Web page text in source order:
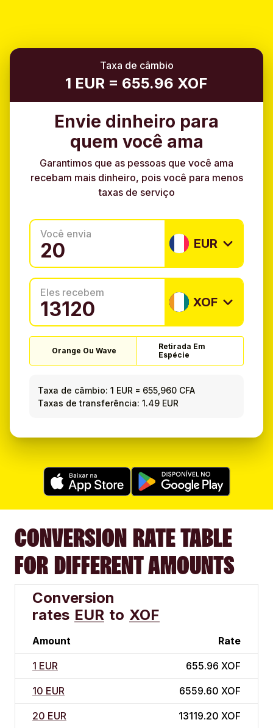
Taxa de câmbio
1 EUR = 655.96 XOF
Envie dinheiro para
quem você ama
Garantimos que as pessoas que você ama
recebam mais dinheiro, pois você para menos
taxas de serviço
Você envia
EUR
Eles recebem
XOF
Orange Ou Wave
Retirada Em
Espécie
Taxa de câmbio: 1 EUR = 655,960 CFA
Taxas de transferência: 1.49 EUR
CONVERSION RATE TABLE
FOR DIFFERENT AMOUNTS
Conversion
rates EUR to XOF
Amount Rate
1 EUR 655.96 XOF
10 EUR 6559.60 XOF
20 EUR 13119.20 XOF